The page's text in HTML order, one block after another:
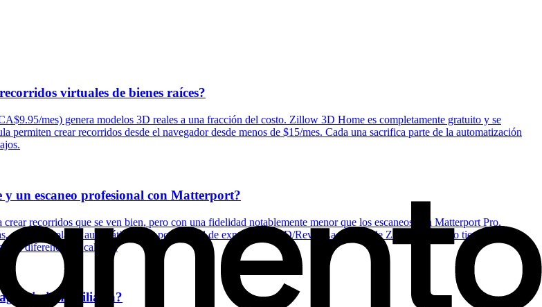
virtuales de bienes raíces?
mes) genera modelos 3D reales a una fracción del costo. Zillow 3D Home es completamente gratuito y se
crear recorridos desde el navegador desde menos de $15/mes. Cada una sacrifica parte de la automatización
un escaneo profesional con Matterport?
recorridos que se ven bien, pero con una fidelidad notablemente menor que los escaneos con Matterport Pro.
planos de planta automáticos y la posibilidad de exportar a CAD/Revit. La ventaja de Zillow es que no tiene ningún
la diferencia de calidad.
inmobiliaria?